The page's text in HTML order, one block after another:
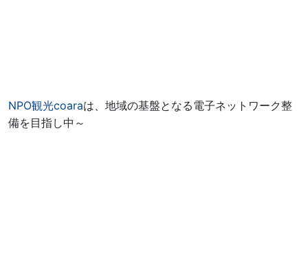
NPO観光coaraは、地域の基盤となる電子ネットワーク整
備を目指し中～